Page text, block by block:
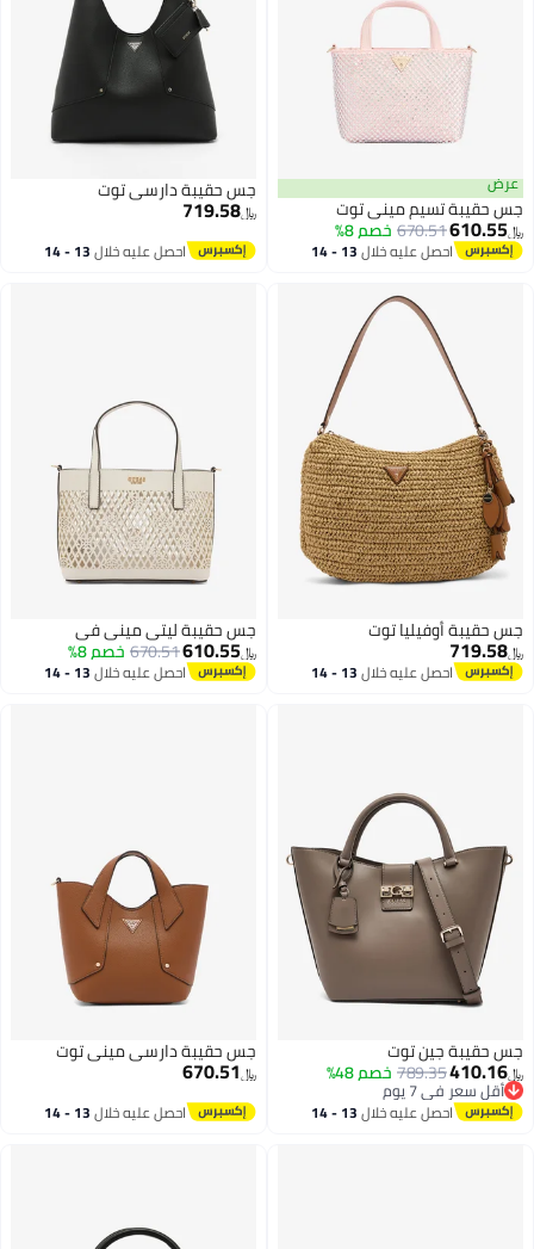
عرض
جس حقيبة تسيم ميني توت
﷼‏610.55
670.51خصم 8%
احصل عليه خلال 13 - 14
جس حقيبة دارسي توت
﷼‏719.58
احصل عليه خلال 13 - 14
جس حقيبة أوفيليا توت
﷼‏719.58
احصل عليه خلال 13 - 14
جس حقيبة ليتي ميني في
﷼‏610.55
670.51خصم 8%
احصل عليه خلال 13 - 14
2
جس حقيبة جين توت
﷼‏410.16
789.35خصم 48%
أقل سعر في 7 يوم
أقل سعر في 7 يوماحصل عليه خلال 13 - 14
جس حقيبة دارسي ميني توت
﷼‏ 670.51
احصل عليه خلال 13 - 14